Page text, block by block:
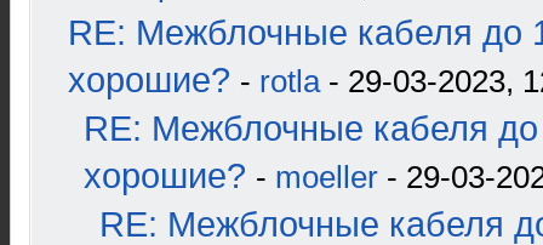
RE: Межблочные кабеля до
хорошие? - rotla- 29-03-2023,
RE: Межблочные кабеля до
хорошие? - moeller - 29-03-
RE: Межблочные кабеля